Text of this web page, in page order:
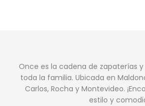
Once es la cadena de zapaterías
toda la familia. Ubicada en
Carlos, Rocha y Montevideo.
estilo y